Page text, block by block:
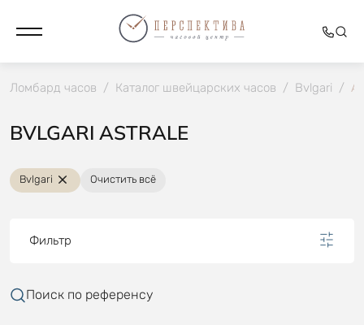
Ломбард часов / Каталог швейцарских часов / Bvlgari /
BVLGARI ASTRALE
Bvlgari Очистить всё
Фильтр
Поиск по референсу